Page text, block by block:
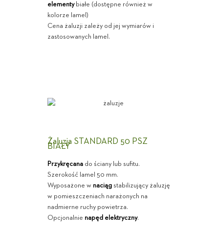
elementybiałe (dostępne również w
kolorze lamel)
Cena żaluzji zależy od jej wymiarów i
zastosowanych lamel.
Żaluzja STANDARD 50 PSZ
BIAŁY
Przykręcanado ściany lub sufitu.
Szerokość lamel 50 mm.
Wyposażone w naciągstabilizujący żaluzję
w pomieszczeniach narażonych na
nadmierne ruchy powietrza.
Opcjonalnie napęd elektryczny.